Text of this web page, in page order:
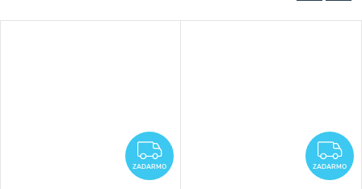
ZADARMO
ZADARMO ZADARMO